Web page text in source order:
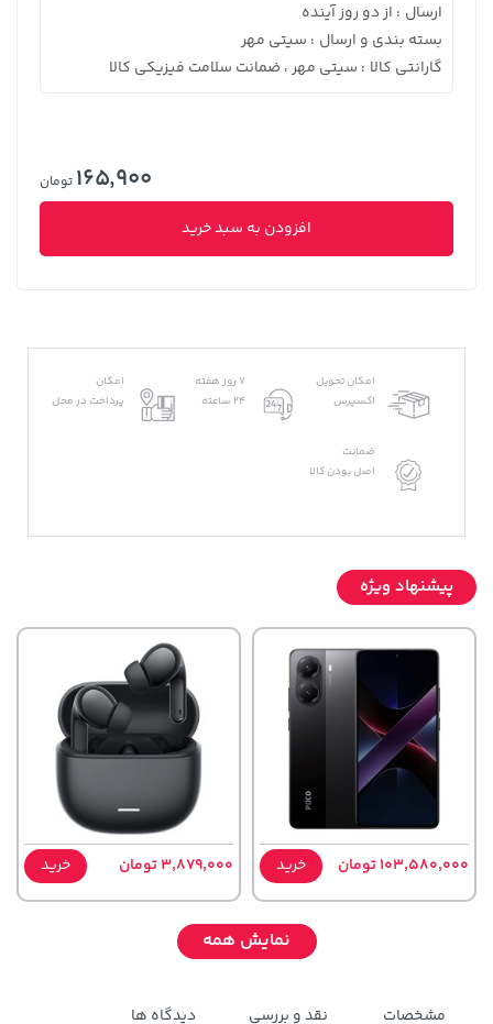
ارسال : از دو روز آینده
بسته بندی و ارسال : سیتی مهر
گارانتی کالا : سیتی مهر ، ضمانت سلامت فیزیکی کالا
165,900 تومان
افزودن به سبد خرید
امکان تحویل
اکسپرس
7 روز هفته
24 ساعته
امکان
پرداخت در محل
ضمانت
اصل بودن کالا
پیشنهاد ویژه
103,580,000 تومان خرید 3,879,000 تومان خرید
نمایش همه
مشخصات نقد و بررسی دیدگاه ها